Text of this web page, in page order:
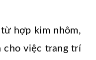
hợp kim nhôm,
cho việc trang trí